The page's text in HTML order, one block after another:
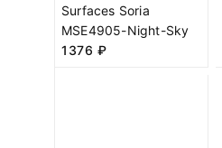
Surfaces Soria
MSE4905-Night-Sky
1376 ₽